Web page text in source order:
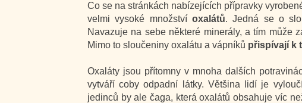
Co se na stránkách nabízejících přípravky
velmi vysoké množství oxalátů. Jedná se o
Navazuje na sebe některé minerály, a tím může
Mimo to sloučeniny oxalátu a vápníků přispívají k
Oxaláty jsou přítomny v mnoha dalších
vytváří coby odpadní látky. Většina lidí je
jedinců by ale čaga, která oxalátů obsahuje víc